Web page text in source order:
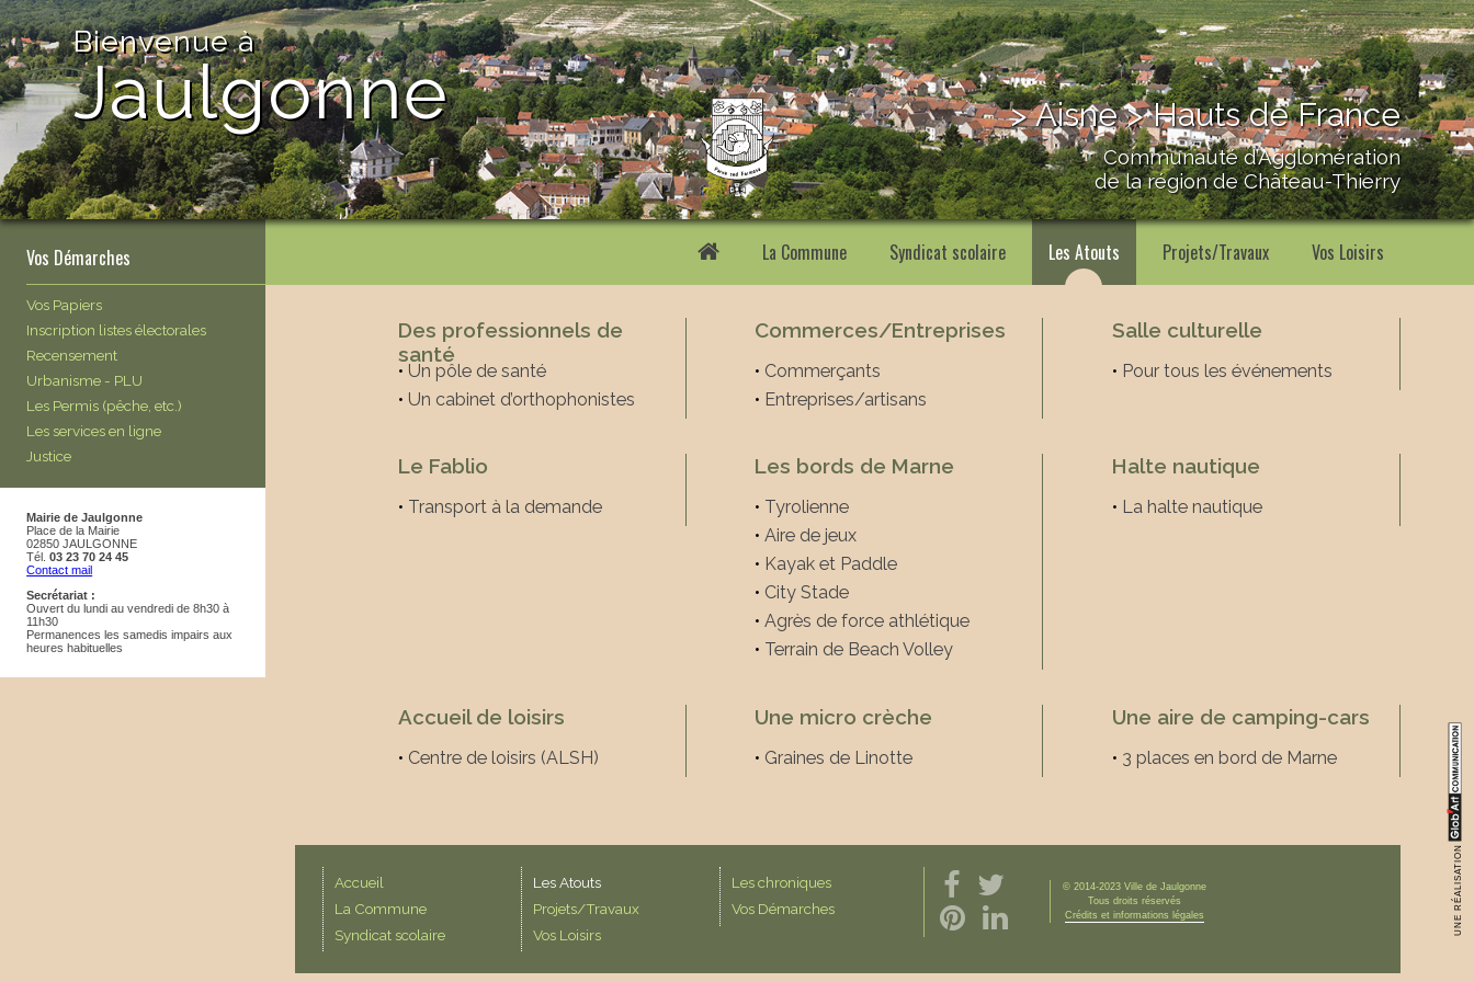
> Aisne > Hauts de France
Communauté d’Agglomération
de la région de Château-Thierry
Bienvenue à
Jaulgonne
La Commune Syndicat scolaire Les Atouts Projets/Travaux Vos Loisirs
UNE RÉALISATION
Vos Démarches
Vos Papiers
Inscription listes électorales
Recensement
Urbanisme - PLU
Les Permis (pêche, etc.)
Les services en ligne
Justice
Mairie de Jaulgonne
Place de la Mairie
02850 JAULGONNE
Tél.03 23 70 24 45
Contact mail
Secrétariat :
Ouvert du lundi au vendredi de 8h30 à
11h30
Permanences les samedis impairs aux
heures habituelles
Des professionnels de
santé
• Un pôle de santé
• Un cabinet d’orthophonistes
Commerces/Entreprises
• Commerçants
• Entreprises/artisans
Salle culturelle
• Pour tous les événements
Le Fablio
• Transport à la demande
Les bords de Marne
• Tyrolienne
•Aire de jeux
• Kayak et Paddle
• City Stade
•Agrès de force athlétique
• Terrain de Beach Volley
Halte nautique
• La halte nautique
Accueil de loisirs
• Centre de loisirs (ALSH)
Une micro crèche
• Graines de Linotte
Une aire de camping-cars
• 3 places en bord de Marne
Accueil
La Commune
Syndicat scolaire
Les Atouts
Projets/Travaux
Vos Loisirs
Les chroniques
Vos Démarches
© 2014-2023 Ville de Jaulgonne
Tous droits réservés
Crédits et informations légales